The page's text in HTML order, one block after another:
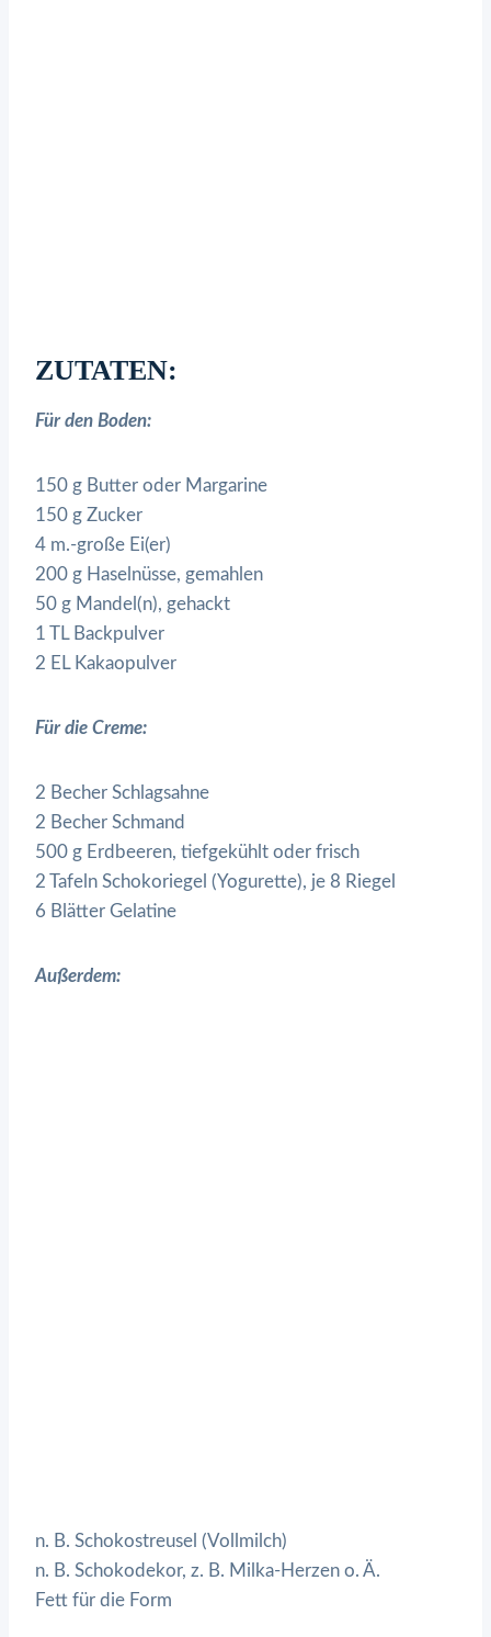
ZUTATEN:
Für den Boden:
150 g Butter oder Margarine
150 g Zucker
4 m.-große Ei(er)
200 g Haselnüsse, gemahlen
50 g Mandel(n), gehackt
1 TL Backpulver
2 EL Kakaopulver
Für die Creme:
2 Becher Schlagsahne
2 Becher Schmand
500 g Erdbeeren, tiefgekühlt oder frisch
2 Tafeln Schokoriegel (Yogurette), je 8 Riegel
6 Blätter Gelatine
Außerdem:
n. B. Schokostreusel (Vollmilch)
n. B. Schokodekor, z. B. Milka-Herzen o. Ä.
Fett für die Form